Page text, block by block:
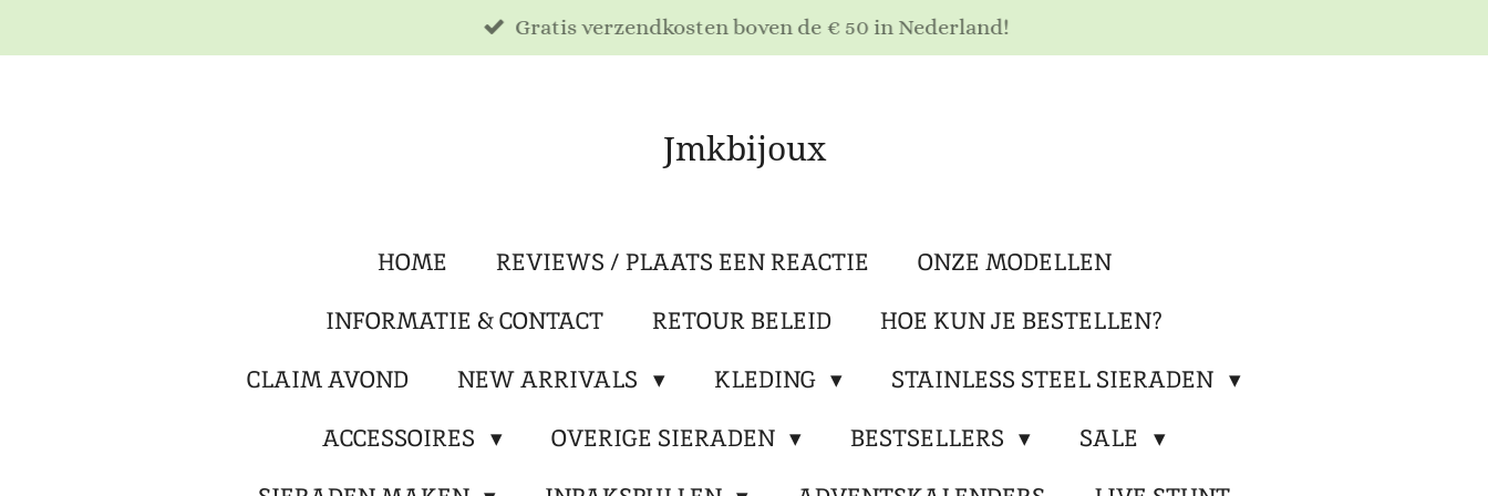
direct
Gratis verzendkosten boven de € 50 in Nederland!
Jmkbijoux
HOME REVIEWS / PLAATS EEN REACTIE
ONZE MODELLEN
INFORMATIE & CONTACT
RETOUR BELEID
HOE KUN JE BESTELLEN?
CLAIM AVOND
NEW ARRIVALS KLEDING
STAINLESS STEEL SIERADEN
ACCESSOIRES
OVERIGE SIERADEN BESTSELLERS
SALE